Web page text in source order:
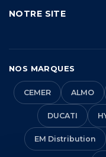
NOTRE SITE
NOS MARQUES
CEMER ALMO
DUCATI
EM Distribution